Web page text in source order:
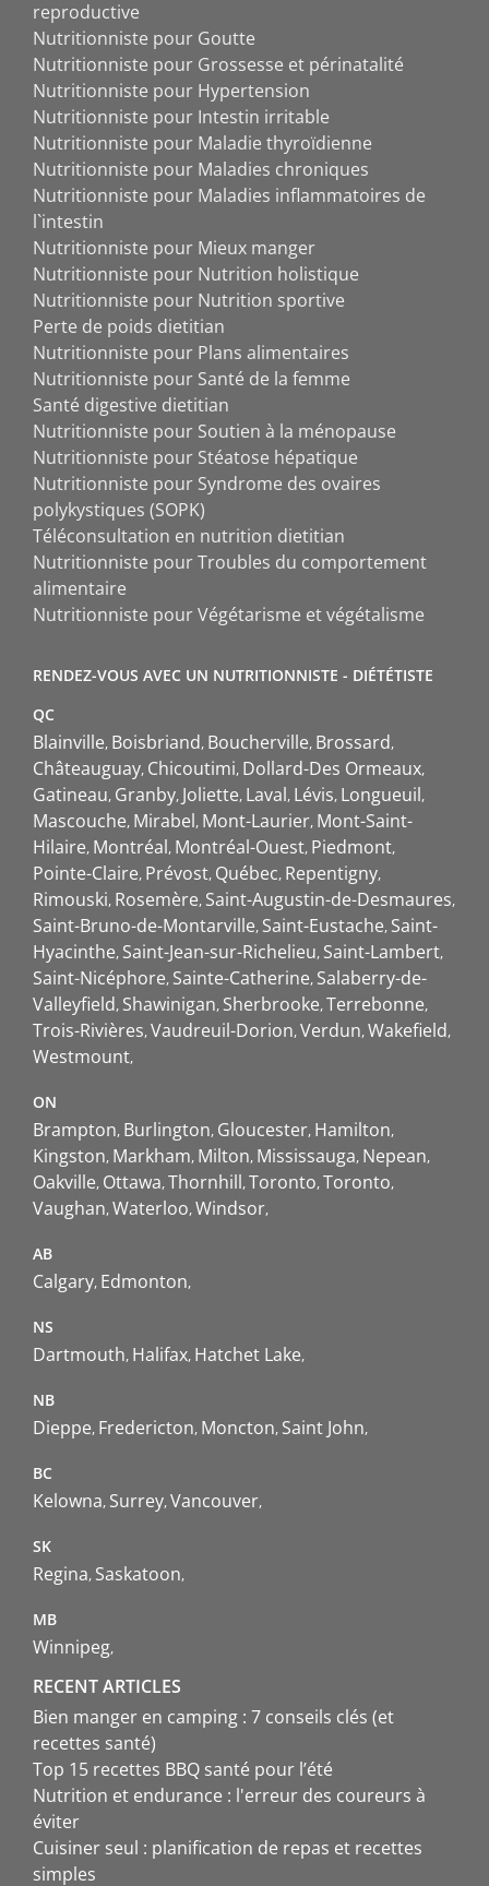
reproductive
Nutritionniste pour Goutte
Nutritionniste pour Grossesse et périnatalité
Nutritionniste pour Hypertension
Nutritionniste pour Intestin irritable
Nutritionniste pour Maladie thyroïdienne
Nutritionniste pour Maladies chroniques
Nutritionniste pour Maladies inflammatoires de
l`intestin
Nutritionniste pour Mieux manger
Nutritionniste pour Nutrition holistique
Nutritionniste pour Nutrition sportive
Perte de poids dietitian
Nutritionniste pour Plans alimentaires
Nutritionniste pour Santé de la femme
Santé digestive dietitian
Nutritionniste pour Soutien à la ménopause
Nutritionniste pour Stéatose hépatique
Nutritionniste pour Syndrome des ovaires
polykystiques (SOPK)
Téléconsultation en nutrition dietitian
Nutritionniste pour Troubles du comportement
alimentaire
Nutritionniste pour Végétarisme et végétalisme
RENDEZ-VOUS AVEC UN NUTRITIONNISTE - DIÉTÉTISTE
QC
Blainville Boisbriand Boucherville Brossard
Châteauguay Chicoutimi Dollard-Des Ormeaux
Gatineau Granby Joliette Laval Lévis Longueuil
Mascouche Mirabel Mont-Laurier Mont-Saint-
Hilaire Montréal Montréal-Ouest Piedmont
Pointe-Claire Prévost Québec Repentigny
Rimouski Rosemère Saint-Augustin-de-Desmaures
Saint-Bruno-de-Montarville Saint-Eustache Saint-
Hyacinthe Saint-Jean-sur-Richelieu Saint-Lambert
Saint-Nicéphore Sainte-Catherine Salaberry-de-
Valleyfield Shawinigan Sherbrooke Terrebonne
Trois-Rivières Vaudreuil-Dorion Verdun Wakefield
Westmount
ON
Brampton Burlington Gloucester Hamilton
Kingston Markham Milton Mississauga Nepean
Oakville Ottawa Thornhill Toronto Toronto
Vaughan Waterloo Windsor
AB
Calgary Edmonton
NS
Dartmouth Halifax Hatchet Lake
NB
Dieppe Fredericton Moncton Saint John
BC
Kelowna Surrey Vancouver
SK
Regina Saskatoon
MB
Winnipeg
RECENT ARTICLES
Bien manger en camping : 7 conseils clés (et
recettes santé)
Top 15 recettes BBQ santé pour l’été
Nutrition et endurance : l'erreur des coureurs à
éviter
Cuisiner seul : planification de repas et recettes
simples